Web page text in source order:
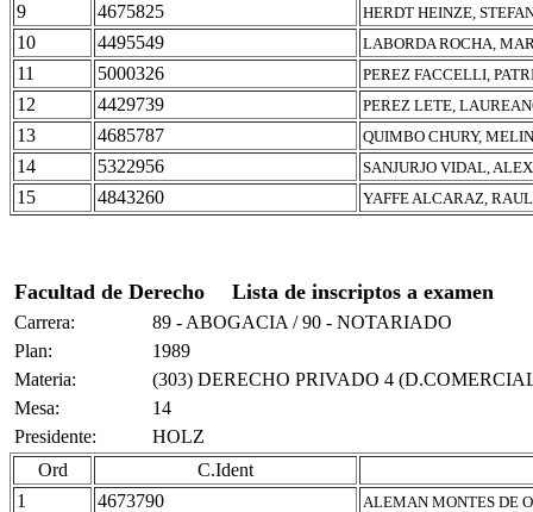
9 4675825 HERDT HEINZE,
10 4495549 LABORDA ROCHA,
11 5000326 PEREZ FACCELLI,
12 4429739 PEREZ LETE,
13 4685787 QUIMBO CHURY,
14 5322956 SANJURJO VIDAL,
15 4843260 YAFFE ALCARAZ,
Facultad de Derecho Lista de inscriptos a examen
Carrera:
89 - ABOGACIA / 90 - NOTARIADO
Plan:
1989
Materia:
(303) DERECHO PRIVADO 4
Mesa:
14
Presidente:
HOLZ
Ord
C.Ident
1
4673790 ALEMAN MONTES DE